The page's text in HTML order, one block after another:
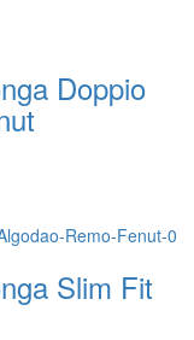
Doppio
Slim Fit